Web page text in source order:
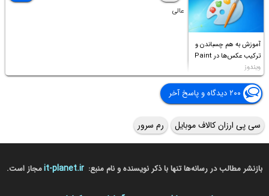
آموزش به هم چسباندن و
ترکیب عکس‌ها در Paint
ویندوز
عالی
۲۰۰ دیدگاه و پاسخ آخر
سی پی ارزان کالاف موبایل رم سرور
بازنشر مطالب در رسانه‌ها تنها با ذکر نویسنده و نام منبع: it-planet.irمجاز است.